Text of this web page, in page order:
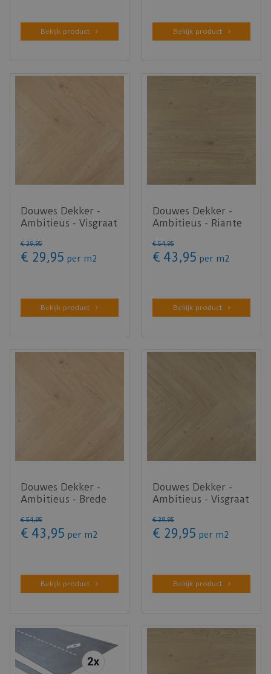
Bekijk product Bekijk product
Douwes Dekker -
Ambitieus - Visgraat
(Pl…
€ 39,95
€ 29,95 per m2
Bekijk product
Douwes Dekker -
Ambitieus - Riante
07815 …
€ 54,95
€ 43 ,95 per m2
Bekijk product
Douwes Dekker -
Ambitieus - Brede
brûlée 078…
€ 54,95
€ 43 ,95 per m2
Bekijk product
Douwes Dekker -
Ambitieus - Visgraat
(Pla…
€ 39,95
€ 29,95 per m2
Bekijk product